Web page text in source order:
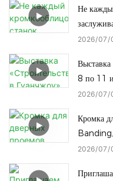
Не
на
2026 07
Выставка
8 по 11
завод.
2026 07
Кромка
Banding,
успех.
2026 07